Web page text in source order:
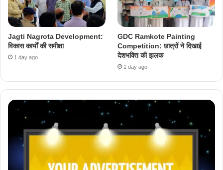
Jagti Nagrota Development:
विकास कार्यों की समीक्षा
1 day ago
GDC Ramkote Painting
Competition: छात्रों ने दिखाई
देशभक्ति की झलक
1 day ago